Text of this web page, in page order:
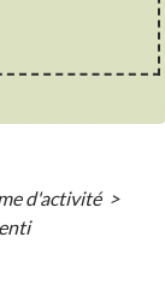
d'activité >